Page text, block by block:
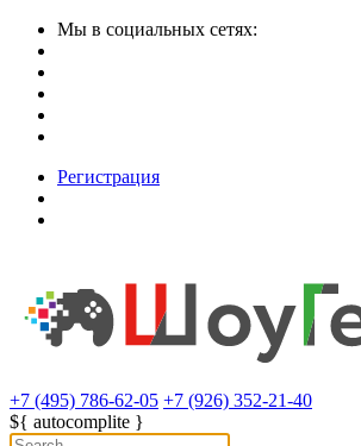
Мы в социальных сетях:
Регистрация
+7 (495) 786-62-05 +7 (926) 352-21-40
${ autocomplite }